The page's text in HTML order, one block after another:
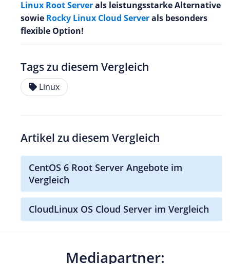
Linux Root Serverals leistungsstarke Alternative
sowie Rocky Linux Cloud Serverals besonders
flexible Option!
Tags zu diesem Vergleich
Linux
Artikel zu diesem Vergleich
CentOS 6 Root Server Angebote im
Vergleich
CloudLinux OS Cloud Server im Vergleich
Mediapartner: